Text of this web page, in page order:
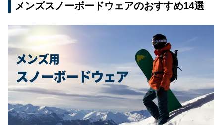
メンズスノーボードウェアのおすすめ14選